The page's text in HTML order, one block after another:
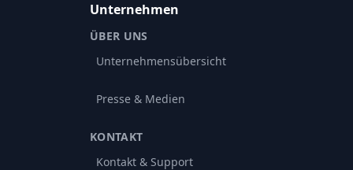
Unternehmen
ÜBER UNS
Unternehmensübersicht
Presse & Medien
KONTAKT
Kontakt & Support